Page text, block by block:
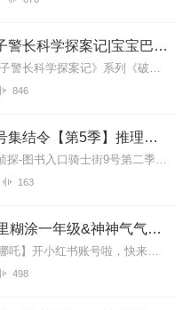
破坏者联盟篇2·猴子警长科学探案记|宝宝巴士故事
【适听年龄】7岁+《猴子警长科学探案记》系列《破坏者联盟篇1·猴子警长科学探案记》>>>《破坏者联盟篇2·猴子警长科学探案记》>>>《破坏者联盟篇3·猴子警长科...
846
兔子侦探·骑士街9号集结令【第5季】推理侦探故事
骑士街9号第一季-兔子侦探-图书入口骑士街9号第二季-兔子侦探-图书入口小朋友们，《骑士街9号》系列实体书来啦！！图书第一季和第二季各6本，十二部精彩又经典的案...
163
李哪吒上学记｜稀里糊涂一年级&神神气气二年级
其他互动【东海小学李哪吒】开小红书账号啦，快来关注和李哪吒成为好朋友！有机会免费领儿童会员、官方周边！【点击加入】东海小学广播站圈子，更多互动！李哪吒全新冒险番...
498